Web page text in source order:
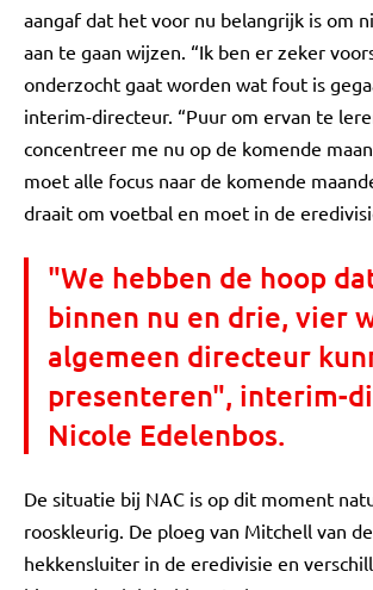
aangaf dat het voor nu belangrijk is om
aan te gaan wijzen. “Ik ben er zeker
onderzocht gaat worden wat fout is
interim-directeur. “Puur om ervan te
concentreer me nu op de komende
moet alle focus naar de komende
draait om voetbal en moet in de
"We hebben de hoop
binnen nu en drie, vier
algemeen directeur
presenteren", interim-
Nicole Edelenbos.
De situatie bij NAC is op dit moment
rooskleurig. De ploeg van Mitchell van
hekkensluiter in de eredivisie en